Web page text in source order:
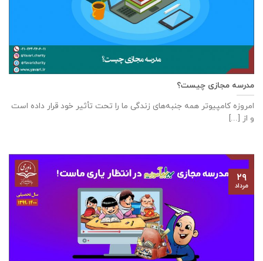
مدرسه مجازی چیست؟
امروزه کامپیوتر همه جنبه‌های زندگی ما را تحت تأثیر خود قرار داده است
و از [...]
۲۹
مرداد